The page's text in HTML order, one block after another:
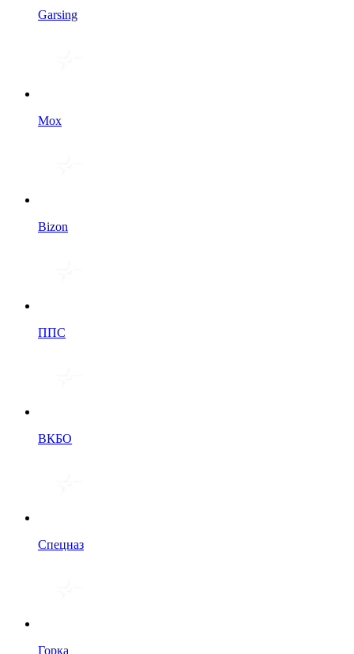
Garsing
Мох
Bizon
ППС
ВКБО
Спецназ
Горка